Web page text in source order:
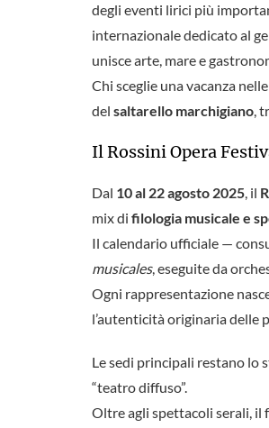
degli eventi lirici più
internazionale dedicato al
unisce arte, mare e
Chi sceglie una vacanza
del saltarello marchigiano,
Il Rossini Opera
Dal 10 al 22 agosto 2025, il
mix di filologia musicale e
Il calendario ufficiale —
musicales, eseguite da
Ogni rappresentazione
l’autenticità originaria delle
Le sedi principali restano lo
“teatro diffuso”.
Oltre agli spettacoli serali, il